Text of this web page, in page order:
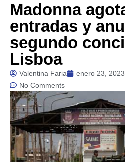
Madonna
entradas y
segundo
Lisboa
Valentina Faria enero 23, 2023
No Comments